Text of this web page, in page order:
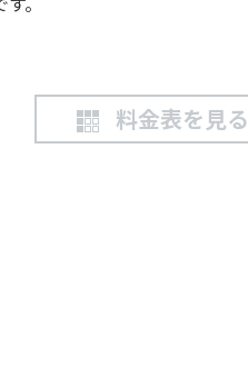
料金表を見る